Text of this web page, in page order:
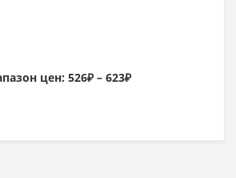
цен: 526₽ – 623₽